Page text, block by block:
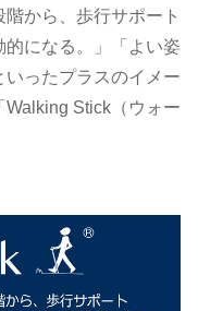
から、歩行サポート
的になる。」「よい姿
ったプラスのイメー
Stick（ウォー